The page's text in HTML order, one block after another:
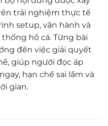
trải nghiệm thực tế
setup, vận hành và
hồ cá. Từng bài
đến việc giải quyết
giúp người đọc áp
hạn chế sai lầm và
gian.